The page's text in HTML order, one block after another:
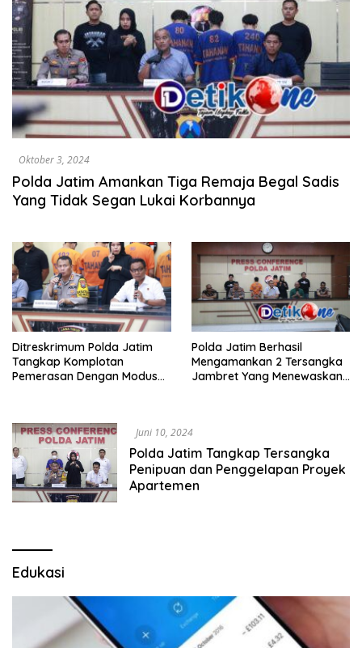
Oktober 3, 2024
Polda Jatim Amankan Tiga Remaja Begal Sadis
Yang Tidak Segan Lukai Korbannya
Ditreskrimum Polda Jatim
Tangkap Komplotan
Pemerasan Dengan Modus
Polda Jatim Berhasil
Mengamankan 2 Tersangka
Jambret Yang Menewaskan
Juni 10, 2024
Polda Jatim Tangkap Tersangka
Penipuan dan Penggelapan Proyek
Apartemen
Edukasi